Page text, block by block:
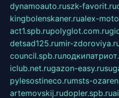
dynamoauto.ruszk-favorit.ru
kingbolenskaner.rualex-
act1.spb.rupolyglot.com.ru
detsad125.rumir-
council.spb.ru
iclub.net.rugazon-easy.ru
pylesostineco.rumsts-
artemovskij.rudopler.spb.ru